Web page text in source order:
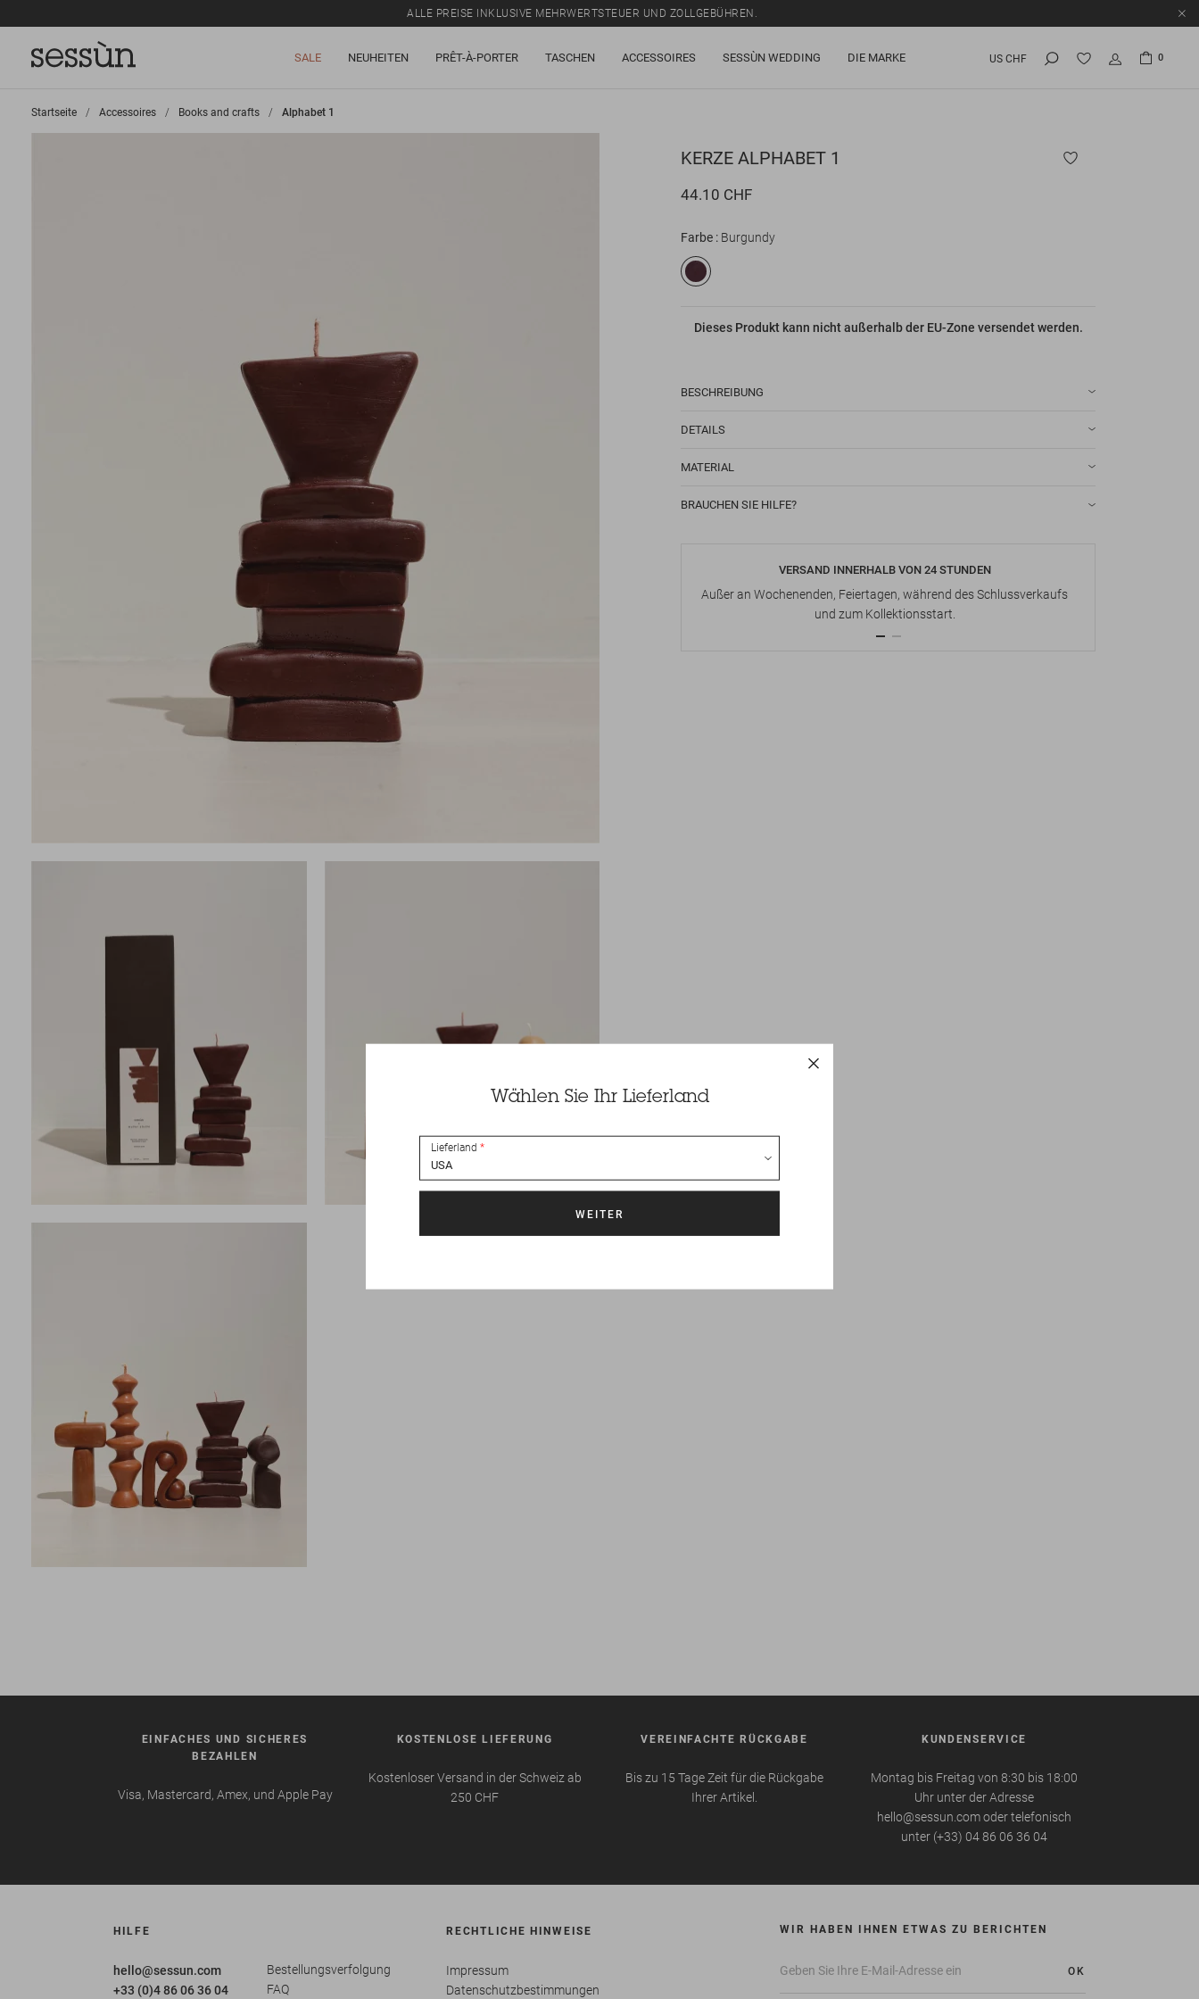
ALLE PREISE INKLUSIVE MEHRWERTSTEUER UND ZOLLGEBÜHREN.
SALE NEUHEITEN PRÊT-À-PORTER TASCHEN ACCESSOIRES SESSÙN WEDDING DIE MARKE US CHF 0
Startseite >
Accessoires >
Books and crafts >
Alphabet 1
KERZE ALPHABET 1
44.10 CHF
Farbe Burgundy
Dieses Produkt kann nicht außerhalb der EU-Zone versendet werden.
BESCHREIBUNG
DETAILS
MATERIAL
BRAUCHEN SIE HILFE?
VERSAND INNERHALB VON 24 STUNDEN
Außer an Wochenenden, Feiertagen, während des Schlussverkaufs
und zum Kollektionsstart.
EINFACHES UND SICHERES
BEZAHLEN
Visa, Mastercard, Amex, und Apple Pay
KOSTENLOSE LIEFERUNG
Kostenloser Versand in der Schweiz ab
250 CHF
VEREINFACHTE RÜCKGABE
Bis zu 15 Tage Zeit für die Rückgabe
Ihrer Artikel.
KUNDENSERVICE
Montag bis Freitag von 8:30 bis 18:00
Uhr unter der Adresse
hello@sessun.com oder telefonisch
unter (+33) 04 86 06 36 04
HILFE
hello@sessun.com
+33 (0)4 86 06 36 04
Bestellungsverfolgung
FAQ
RECHTLICHE HINWEISE
Impressum
Datenschutzbestimmungen
WIR HABEN IHNEN ETWAS ZU BERICHTEN
OK
Wählen Sie Ihr Lieferland
Lieferland